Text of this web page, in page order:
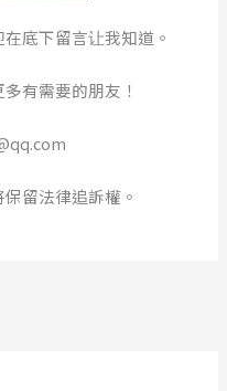
底下留言让我知道。
有需要的朋友！
留法律追訴權。